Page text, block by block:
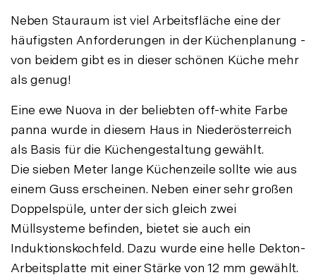
Neben Stauraum ist viel Arbeitsfläche eine der
häufigsten Anforderungen in der Küchenplanung -
von beidem gibt es in dieser schönen Küche mehr
als genug!
Eine ewe Nuova in der beliebten off-white Farbe
panna wurde in diesem Haus in Niederösterreich
als Basis für die Küchengestaltung gewählt.
Die sieben Meter lange Küchenzeile sollte wie aus
einem Guss erscheinen. Neben einer sehr großen
Doppelspüle, unter der sich gleich zwei
Müllsysteme befinden, bietet sie auch ein
Induktionskochfeld. Dazu wurde eine helle Dekton-
Arbeitsplatte mit einer Stärke von 12 mm gewählt.